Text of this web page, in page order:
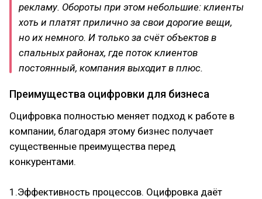
рекламу. Обороты при этом небольшие: клиенты
хоть и платят прилично за свои дорогие вещи,
но их немного. И только за счёт объектов в
спальных районах, где поток клиентов
постоянный, компания выходит в плюс.
Преимущества оцифровки для бизнеса
Оцифровка полностью меняет подход к работе в
компании, благодаря этому бизнес получает
существенные преимущества перед
конкурентами.
1.Эффективность процессов. Оцифровка даёт